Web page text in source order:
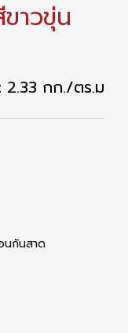
าวขุ่น
2.33 กก./ตร.ม
นกันสาด